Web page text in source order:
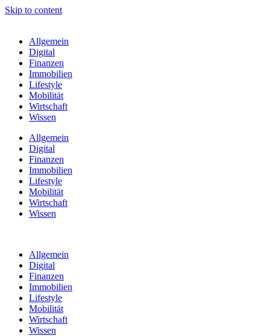
Skip to content
Allgemein
Digital
Finanzen
Immobilien
Lifestyle
Mobilität
Wirtschaft
Wissen
Allgemein
Digital
Finanzen
Immobilien
Lifestyle
Mobilität
Wirtschaft
Wissen
Allgemein
Digital
Finanzen
Immobilien
Lifestyle
Mobilität
Wirtschaft
Wissen